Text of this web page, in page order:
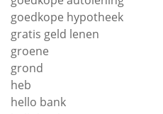
goedkope hypotheek
gratis geld lenen
groene
grond
heb
hello bank